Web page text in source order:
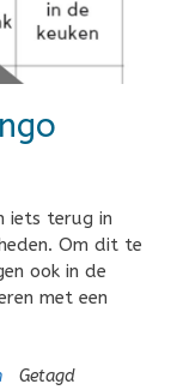
iets terug in
Om dit te
ook in de
met een
Getagd